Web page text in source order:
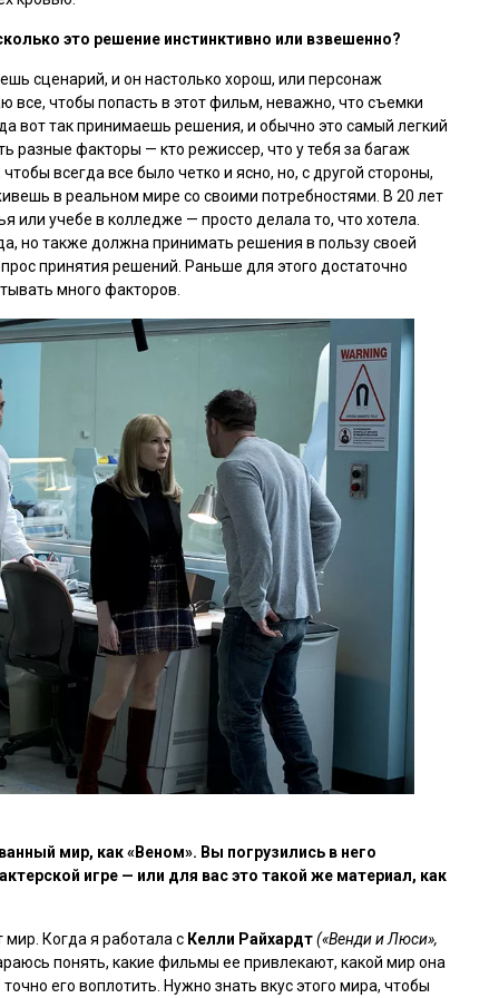
это решение инстинктивно или взвешенно?
сценарий, и он настолько хорош, или персонаж
все, чтобы попасть в этот фильм, неважно, что съемки
вот так принимаешь решения, и обычно это самый легкий
разные факторы — кто режиссер, что у тебя за багаж
всегда все было четко и ясно, но, с другой стороны,
в реальном мире со своими потребностями. В 20 лет
или учебе в колледже — просто делала то, что хотела.
но также должна принимать решения в пользу своей
принятия решений. Раньше для этого достаточно
много факторов.
мир, как «Веном». Вы погрузились в него
игре — или для вас это такой же материал, как
мир. Когда я работала с Келли Райхардт(«Венди и Люси»,
понять, какие фильмы ее привлекают, какой мир она
его воплотить. Нужно знать вкус этого мира, чтобы